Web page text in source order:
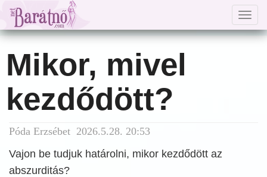
Mikor, mivel
kezdődött?
Póda Erzsébet 2026.5.28. 20:53
Vajon be tudjuk határolni, mikor kezdődött az
abszurditás?